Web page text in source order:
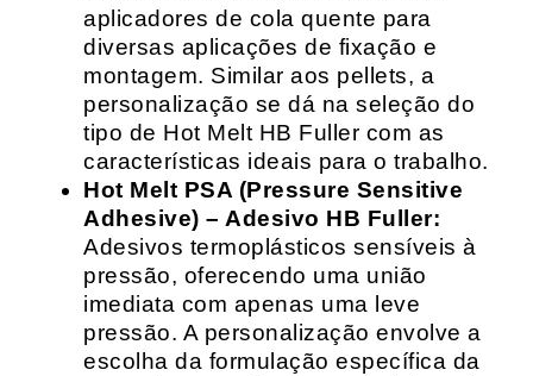
aplicadores de cola quente para
diversas aplicações de fixação e
montagem. Similar aos pellets, a
personalização se dá na seleção do
tipo de Hot Melt HB Fuller com as
características ideais para o trabalho.
Hot Melt PSA (Pressure Sensitive
Adhesive) – Adesivo HB Fuller:
Adesivos termoplásticos sensíveis à
pressão, oferecendo uma união
imediata com apenas uma leve
pressão. A personalização envolve a
escolha da formulação específica da